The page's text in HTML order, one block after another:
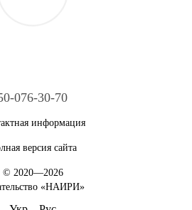
076-30-70
информация
версия сайта
© 2020—2026
«НАИРИ»